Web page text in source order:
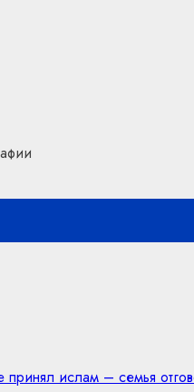
принял ислам – семья